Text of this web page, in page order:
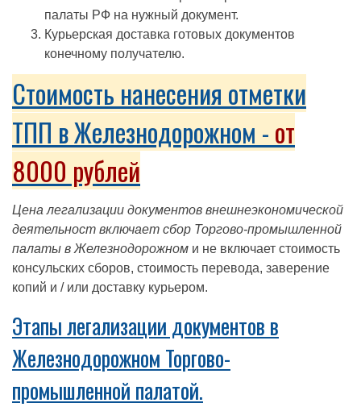
палаты РФ на нужный документ.
Курьерская доставка готовых документов
конечному получателю.
Стоимость нанесения отметки
ТПП в Железнодорожном -от
8000 рублей
Цена легализации документов внешнеэкономической
деятельност включает сбор Торгово-промышленной
палаты в Железнодорожном и не включает стоимость
консульских сборов, стоимость перевода, заверение
копий и / или доставку курьером.
Этапы легализации документов в
Железнодорожном Торгово-
промышленной палатой.